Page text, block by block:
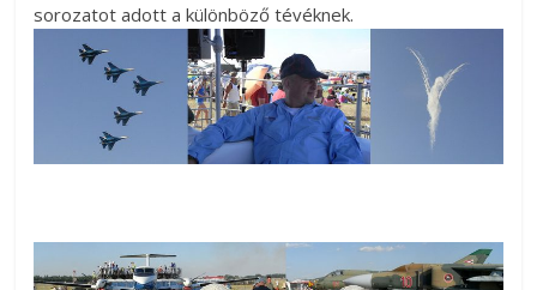
sorozatot adott a különböző tévéknek.